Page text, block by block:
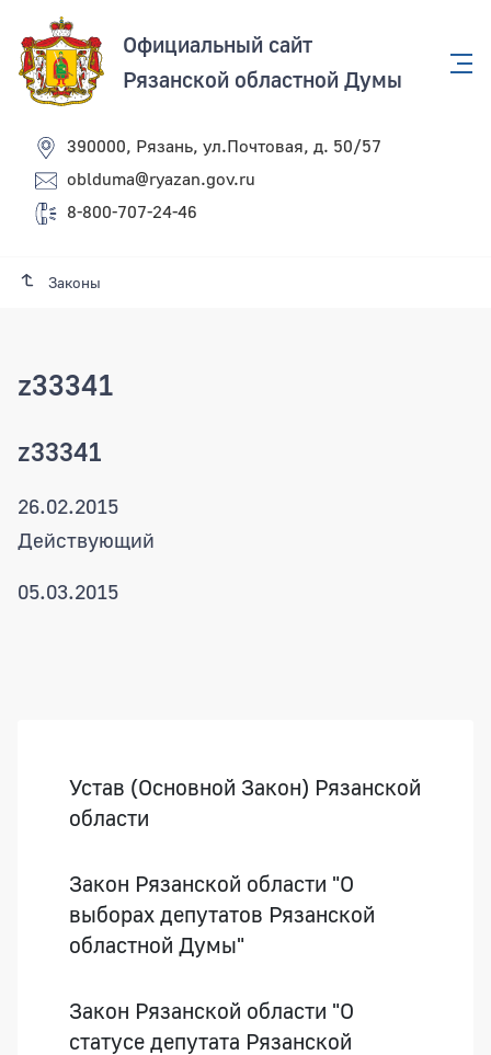
Официальный сайт
Рязанской областной Думы
390000, Рязань, ул.Почтовая, д. 50/57
oblduma@ryazan.gov.ru
8-800-707-24-46
Законы
z33341
z33341
26.02.2015
Действующий
05.03.2015
Устав (Основной Закон) Рязанской
области
Закон Рязанской области "О
выборах депутатов Рязанской
областной Думы"
Закон Рязанской области "О
статусе депутата Рязанской